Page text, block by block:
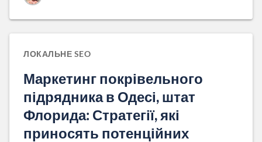
ЛОКАЛЬНЕ SEO
Маркетинг покрівельного
підрядника в Одесі, штат
Флорида: Стратегії, які
приносять потенційних